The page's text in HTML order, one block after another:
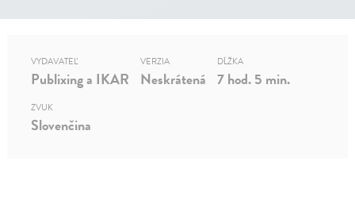
VYDAVATEĽ
Publixing a IKAR
VERZIA
Neskrátená
DĹŽKA
7 hod. 5 min.
ZVUK
Slovenčina